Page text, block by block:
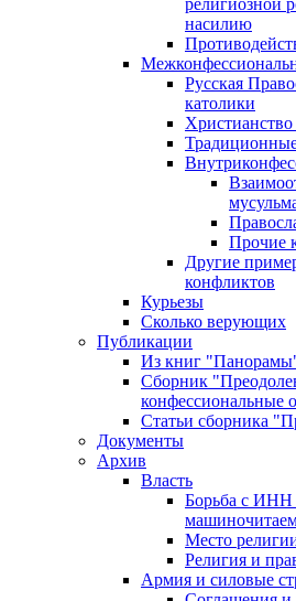
религиозной
насилию
Русская
католики
Прочие
Другие
конфликтов
Курьезы
Сколько верующих
Публикации
Из книг
Сборник
конфессиональные
Статьи сборника
Документы
Архив
Власть
Борьба с ИНН
Место
Религия и
Армия и силовые